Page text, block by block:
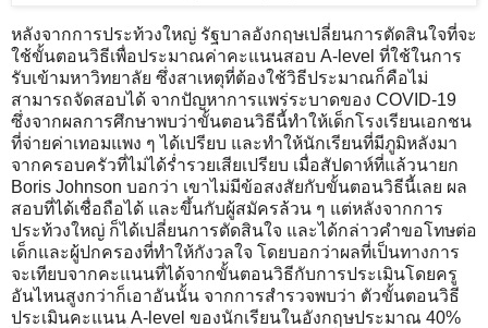
หลังจากการประท้วงใหญ่ รัฐบาลอังกฤษเปลี่ยนการตัดสินใจที่จะ
ใช้ขั้นตอนวิธีเพื่อประมาณค่าคะแนนสอบ A-level ที่ใช้ในการ
รับเข้ามหาวิทยาลัย ซึ่งสาเหตุที่ต้องใช้วิธีประมาณก็คือไม่
สามารถจัดสอบได้ จากปัญหาการแพร่ระบาดของ COVID-19
ซึ่งจากผลการศึกษาพบว่าขั้นตอนวิธีนี้ทำให้เด็กโรงเรียนเอกชน
ที่จ่ายค่าเทอมแพง ๆ ได้เปรียบ และทำให้นักเรียนที่มีภูมิหลังมา
จากครอบครัวที่ไม่ได้ร่ำรวยเสียเปรียบ เมื่อสัปดาห์ที่แล้วนายก
Boris Johnson บอกว่า เขาไม่มีข้อสงสัยกับขั้นตอนวิธีนี้เลย ผล
สอบที่ได้เชื่อถือได้ และขึ้นกับผู้สมัครล้วน ๆ แต่หลังจากการ
ประท้วงใหญ่ ก็ได้เปลี่ยนการตัดสินใจ และได้กล่าวคำขอโทษต่อ
เด็กและผู้ปกครองที่ทำให้กังวลใจ โดยบอกว่าผลที่เป็นทางการ
จะเทียบจากคะแนนที่ได้จากขั้นตอนวิธีกับการประเมินโดยครู
อันไหนสูงกว่าก็เอาอันนั้น จากการสำรวจพบว่า ตัวขั้นตอนวิธี
ประเมินคะแนน A-level ของนักเรียนในอังกฤษประมาณ 40%